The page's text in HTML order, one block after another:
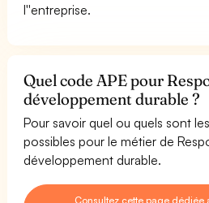
l''entreprise.
Quel code APE pour
développement durable ?
Pour savoir quel ou quels sont
possibles pour le métier de
développement durable.
Consultez cette page dédiée